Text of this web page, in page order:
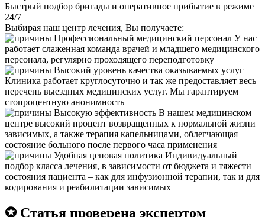
Быстрый подбор бригады и оперативное прибытие в режиме
24/7
Выбирая наш центр лечения, Вы получаете:
Профессиональный медицинский персонал У нас
работает слаженная команда врачей и младшего медицинского
персонала, регулярно проходящего переподготовку
Высокий уровень качества оказываемых услуг
Клиника работает круглосуточно и так же предоставляет весь
перечень выездных медицинских услуг. Мы гарантируем
стопроцентную анонимность
Высокую эффективность В нашем медицинском
центре высокий процент возвращенных к нормальной жизни
зависимых, а также терапия капельницами, облегчающая
состояние больного после первого часа применения
Удобная ценовая политика Индивидуальный
подбор класса лечения, в зависимости от бюджета и тяжести
состояния пациента – как для инфузионной терапии, так и для
кодирования и реабилитации зависимых
✪ Статья проверена экспертом